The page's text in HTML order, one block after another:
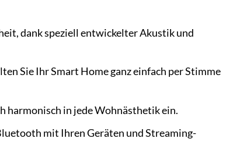
dank speziell entwickelter Akustik und
Sie Ihr Smart Home ganz einfach per Stimme
harmonisch in jede Wohnästhetik ein.
mit Ihren Geräten und Streaming-